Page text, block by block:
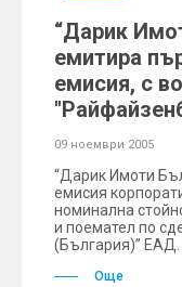
“Дарик
емитира
емисия, с
09 ноември 2005
“Дарик Имоти
емисия
номинална
и поемател по
(България)” ЕАД.
Още